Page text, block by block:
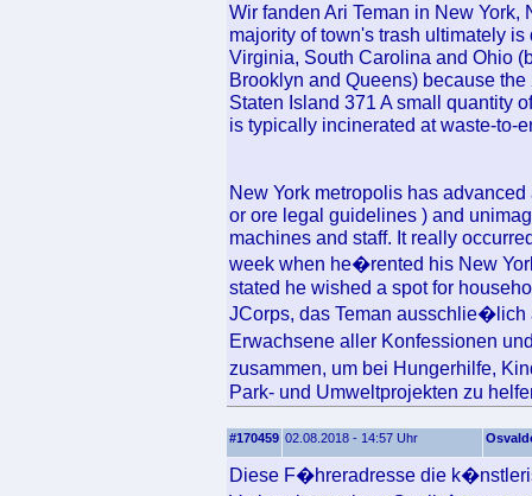
Wir fanden Ari Teman in New York,
majority of town's trash ultimately
Virginia, South Carolina and Ohio
Brooklyn and Queens) because
Staten Island 371 A small quantity
is typically incinerated at waste-to-
New York metropolis has
or ore legal guidelines ) and
machines and staff. It really
week when he�rented his New
stated he wished a spot for
JCorps, das Teman
Erwachsene aller Konfessionen
zusammen, um bei Hungerhilfe,
Park- und Umweltprojekten zu
#170459 02.08.2018 - 14:57 Uhr
Diese F�hreradresse die